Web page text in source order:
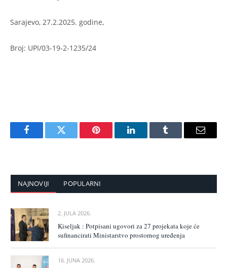
Sarajevo, 27.2.2025. godine,
Broj: UPI/03-19-2-1235/24
FacebookTwitter Pinterest LinkedInTumblr Email
NAJNOVIJI POPULARNI
2. JULA 2026.
Kiseljak : Potpisani ugovori za 27 projekata koje će
sufinancirati Ministarstvo prostornog uređenja
16. JUNA 2026.